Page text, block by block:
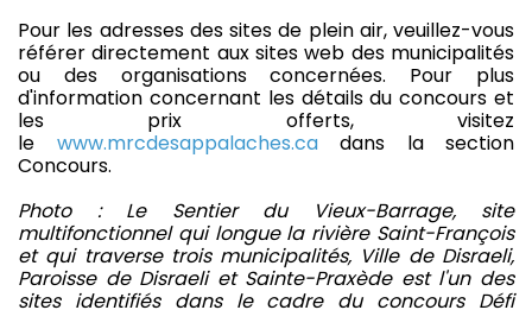
Pour les adresses des sites de plein air, veuillez-vous
référer directement aux sites web des municipalités
ou des organisations concernées. Pour plus
d'information concernant les détails du concours et
les prix offerts, visitez
le www.mrcdesappalaches.cadans la section
Concours.
Photo : Le Sentier du Vieux-Barrage, site
multifonctionnel qui longue la rivière Saint-François
et qui traverse trois municipalités, Ville de Disraeli,
Paroisse de Disraeli et Sainte-Praxède est l'un des
sites identifiés dans le cadre du concours Défi